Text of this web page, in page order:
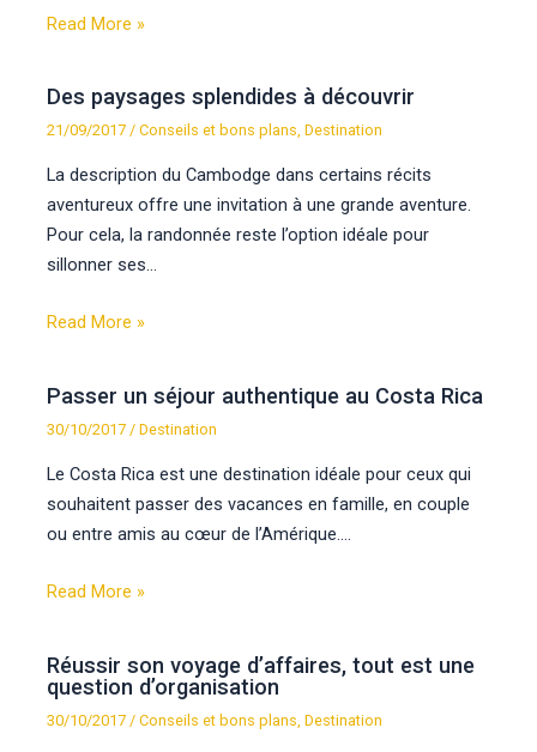
Read More »
Des paysages splendides à découvrir
21/09/2017/Conseils et bons plans,Destination
La description du Cambodge dans certains récits
aventureux offre une invitation à une grande aventure.
Pour cela, la randonnée reste l’option idéale pour
sillonner ses…
Read More »
Passer un séjour authentique au Costa Rica
30/10/2017/Destination
Le Costa Rica est une destination idéale pour ceux qui
souhaitent passer des vacances en famille, en couple
ou entre amis au cœur de l’Amérique.…
Read More »
Réussir son voyage d’affaires, tout est une
question d’organisation
30/10/2017 /Conseils et bons plans ,Destination